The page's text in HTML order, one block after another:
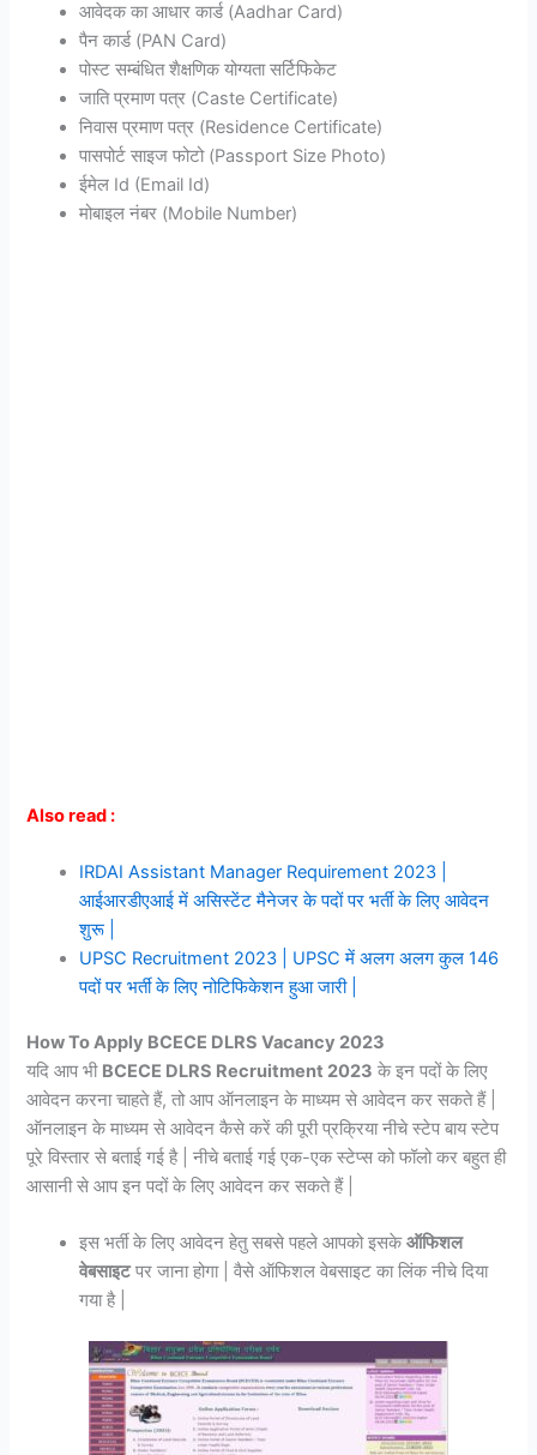
आवेदक का आधार कार्ड (Aadhar Card)
पैन कार्ड (PAN Card)
पोस्ट सम्बंधित शैक्षणिक योग्यता सर्टिफिकेट
जाति प्रमाण पत्र (Caste Certificate)
निवास प्रमाण पत्र (Residence Certificate)
पासपोर्ट साइज फोटो (Passport Size Photo)
ईमेल Id (Email Id)
मोबाइल नंबर (Mobile Number)
Also read :
IRDAI Assistant Manager Requirement 2023 |
आईआरडीएआई में असिस्टेंट मैनेजर के पदों पर भर्ती के लिए आवेदन
शुरू |
UPSC Recruitment 2023 | UPSC में अलग अलग कुल 146
पदों पर भर्ती के लिए नोटिफिकेशन हुआ जारी |
How To Apply BCECE DLRS Vacancy 2023
यदि आप भी BCECE DLRS Recruitment 2023 के इन पदों के लिए
आवेदन करना चाहते हैं, तो आप ऑनलाइन के माध्यम से आवेदन कर सकते हैं |
ऑनलाइन के माध्यम से आवेदन कैसे करें की पूरी प्रक्रिया नीचे स्टेप बाय स्टेप
पूरे विस्तार से बताई गई है | नीचे बताई गई एक-एक स्टेप्स को फॉलो कर बहुत ही
आसानी से आप इन पदों के लिए आवेदन कर सकते हैं |
इस भर्ती के लिए आवेदन हेतु सबसे पहले आपको इसकेऑफिशल
वेबसाइटपर जाना होगा | वैसे ऑफिशल वेबसाइट का लिंक नीचे दिया
गया है |